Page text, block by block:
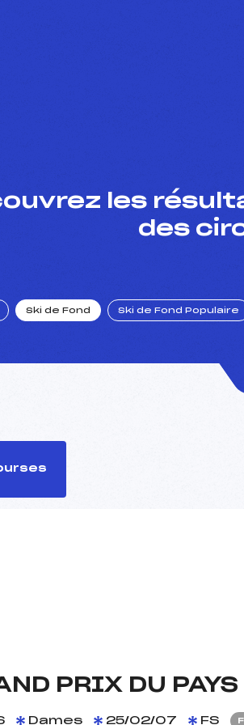
les
des
Ski de Fond Ski de Fond Populaire
PRIX DU PAYS
Dames 25/02/07 FS